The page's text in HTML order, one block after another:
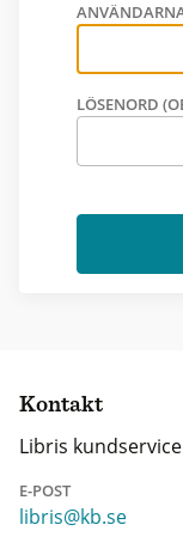
LÖSENORD
Kontakt
Libris kundservice
E-POST
libris@kb.se